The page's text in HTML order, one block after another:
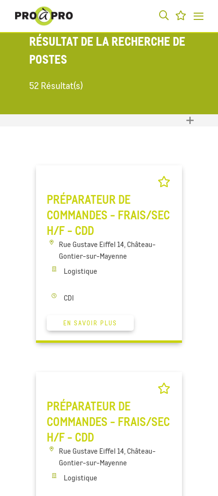
RÉSULTAT DE LA RECHERCHE DE
POSTES
52 Résultat(s)
PRÉPARATEUR DE
COMMANDES - FRAIS/SEC
H/F - CDD
Rue Gustave Eiffel 14, Château-
Gontier-sur-Mayenne
CDI
Logistique
EN SAVOIR PLUS
PRÉPARATEUR DE
COMMANDES - FRAIS/SEC
H/F - CDD
Rue Gustave Eiffel 14, Château-
Gontier-sur-Mayenne
Logistique